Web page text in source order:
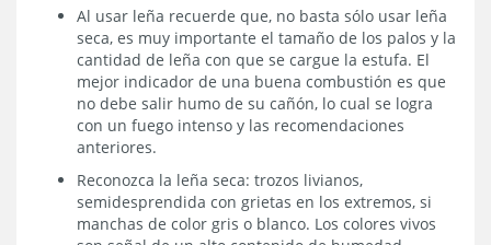
Al usar leña recuerde que, no basta sólo usar leña
seca, es muy importante el tamaño de los palos y la
cantidad de leña con que se cargue la estufa. El
mejor indicador de una buena combustión es que
no debe salir humo de su cañón, lo cual se logra
con un fuego intenso y las recomendaciones
anteriores.
Reconozca la leña seca: trozos livianos,
semidesprendida con grietas en los extremos, si
manchas de color gris o blanco. Los colores vivos